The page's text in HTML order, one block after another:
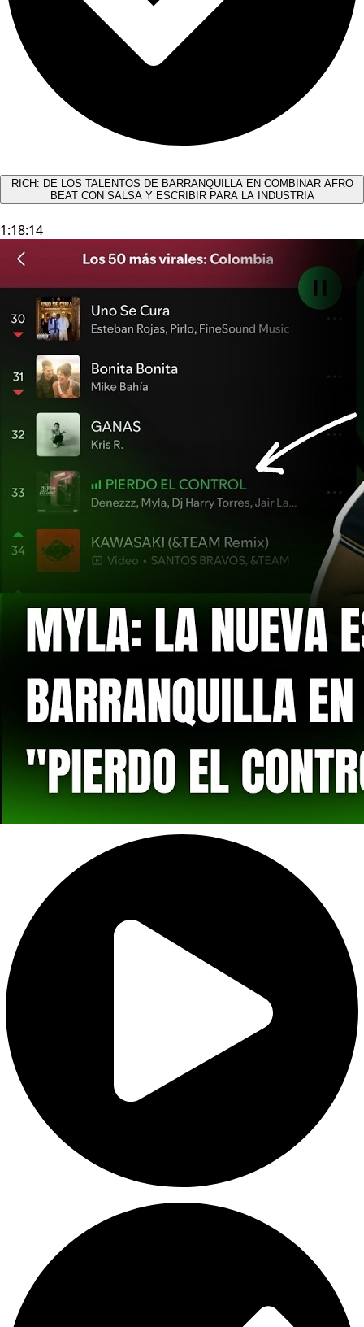
RICH: DE LOS TALENTOS DE BARRANQUILLA EN COMBINAR AFRO
BEAT CON SALSA Y ESCRIBIR PARA LA INDUSTRIA
1:18:14